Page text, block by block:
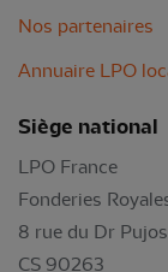
Nos partenaires
Annuaire LPO
Siège national
LPO France
Fonderies
8 rue du Dr Pujos
CS 90263